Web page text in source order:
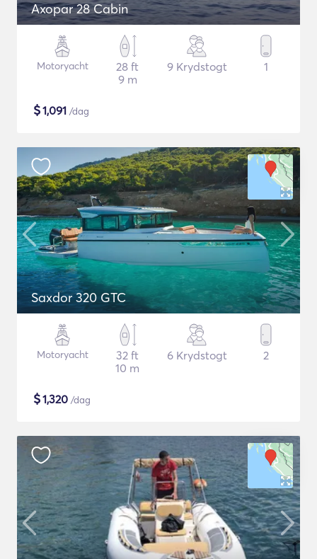
Axopar 28 Cabin
Motoryacht
28 ft
9 m
9 Krydstogt 1
$1,091 /dag
Saxdor 320 GTC
Motoryacht
32 ft
10 m
6 Krydstogt 2
$1,320 /dag